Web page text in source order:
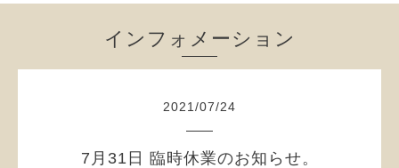
インフォメーション
2021 /07/24
7月31日 臨時休業のお知らせ。